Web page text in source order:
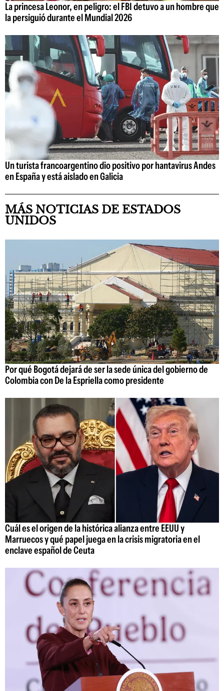
La princesa Leonor, en peligro: el FBI detuvo a un hombre que
la persiguió durante el Mundial 2026
Un turista francoargentino dio positivo por hantavirus Andes
en España y está aislado en Galicia
MÁS NOTICIAS DE ESTADOS
UNIDOS
Por qué Bogotá dejará de ser la sede única del gobierno de
Colombia con De la Espriella como presidente
Cuál es el origen de la histórica alianza entre EEUU y
Marruecos y qué papel juega en la crisis migratoria en el
enclave español de Ceuta